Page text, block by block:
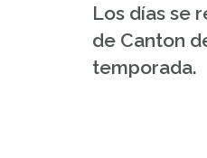
Los días se
de Canton
temporada.